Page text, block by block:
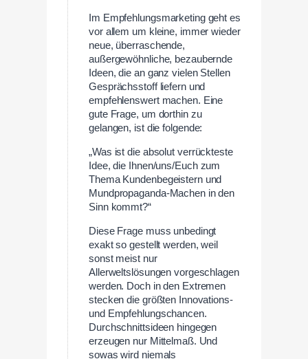
Im Empfehlungsmarketing geht es
vor allem um kleine, immer wieder
neue, überraschende,
außergewöhnliche, bezaubernde
Ideen, die an ganz vielen Stellen
Gesprächsstoff liefern und
empfehlenswert machen. Eine
gute Frage, um dorthin zu
gelangen, ist die folgende:
„Was ist die absolut verrückteste
Idee, die Ihnen/uns/Euch zum
Thema Kundenbegeistern und
Mundpropaganda-Machen in den
Sinn kommt?“
Diese Frage muss unbedingt
exakt so gestellt werden, weil
sonst meist nur
Allerweltslösungen vorgeschlagen
werden. Doch in den Extremen
stecken die größten Innovations-
und Empfehlungschancen.
Durchschnittsideen hingegen
erzeugen nur Mittelmaß. Und
sowas wird niemals